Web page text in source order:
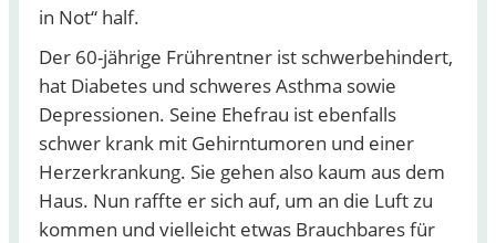
in Not“ half.
Der 60-jährige Frührentner ist schwerbehindert,
hat Diabetes und schweres Asthma sowie
Depressionen. Seine Ehefrau ist ebenfalls
schwer krank mit Gehirntumoren und einer
Herzerkrankung. Sie gehen also kaum aus dem
Haus. Nun raffte er sich auf, um an die Luft zu
kommen und vielleicht etwas Brauchbares für